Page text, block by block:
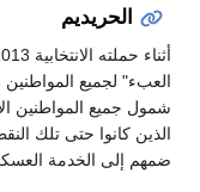
الحريديم
العبء" لجميع
شمول جميع المواطنين
الذين كانوا حتى تلك
ضمهم إلى الخدمة